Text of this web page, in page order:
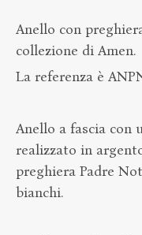
Anello con
collezione di Amen.
La referenza è
Anello a fascia con
realizzato in
preghiera Padre
bianchi.